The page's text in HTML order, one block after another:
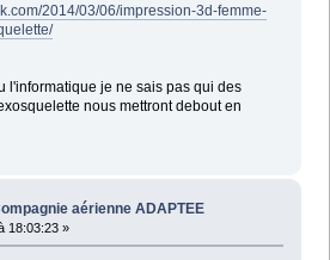
2014/03/06/impression-3d-femme-
l'informatique je ne sais pas qui des
nous mettront debout en
aérienne ADAPTEE
18:03:23 »